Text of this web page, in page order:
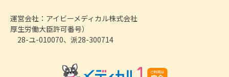
運営会社：アイビーメディカル株式会社
厚生労働大臣許可番号）
28-ユ-010070、派28-300714